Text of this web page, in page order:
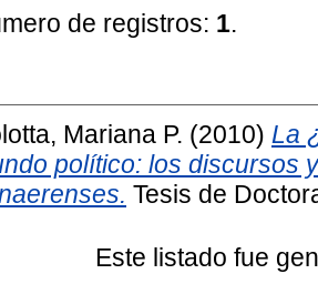
de registros: 1.
Mariana P. (2010) La
político: los discursos
Tesis de
Este listado fue